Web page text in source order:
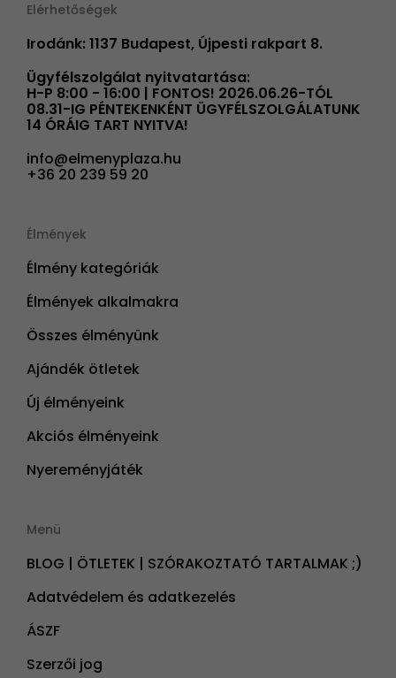
Elérhetőségek
Irodánk: 1137 Budapest, Újpesti rakpart 8.
Ügyfélszolgálat nyitvatartása:
H-P 8:00 - 16:00 | FONTOS! 2026.06.26-TÓL
08.31-IG PÉNTEKENKÉNT ÜGYFÉLSZOLGÁLATUNK
14 ÓRÁIG TART NYITVA!
info@elmenyplaza.hu
+36 20 239 59 20
Élmények
Élmény kategóriák
Élmények alkalmakra
Összes élményünk
Ajándék ötletek
Új élményeink
Akciós élményeink
Nyereményjáték
Menü
BLOG | ÖTLETEK | SZÓRAKOZTATÓ TARTALMAK ;)
Adatvédelem és adatkezelés
ÁSZF
Szerzői jog